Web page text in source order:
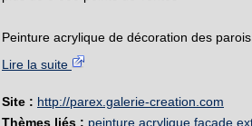
Peinture acrylique de décoration des
Lire la suite
Site : http://parex.galerie-creation.com
Thèmes liés : peinture acrylique facade